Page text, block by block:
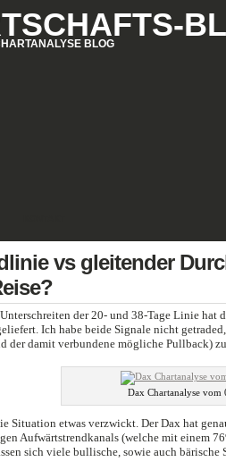
BLOG
vs gleitender
der 20- und 38-Tage Linie hat
Ich habe beide Signale nicht
der damit verbundene mögliche Pullback)
Dax Chartanalyse vom
Situation etwas verzwickt. Der Dax hat
Aufwärtstrendkanals (welche mit einem
sich viele bullische, sowie auch bärische